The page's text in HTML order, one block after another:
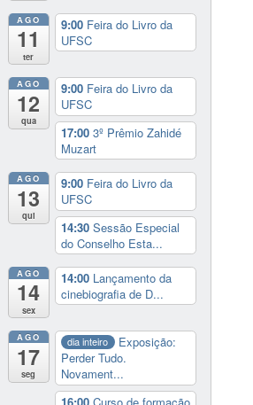
AGO
11
ter
9:00 Feira do Livro da
UFSC
AGO
12
qua
9:00 Feira do Livro da
UFSC
17:00 3º Prêmio Zahidé
Muzart
AGO
13
qui
9:00 Feira do Livro da
UFSC
14:30 Sessão Especial
do Conselho Esta...
AGO
14
sex
14:00 Lançamento da
cinebiografia de D...
AGO
17
seg
dia inteiro
Exposição:
Perder Tudo.
Novament...